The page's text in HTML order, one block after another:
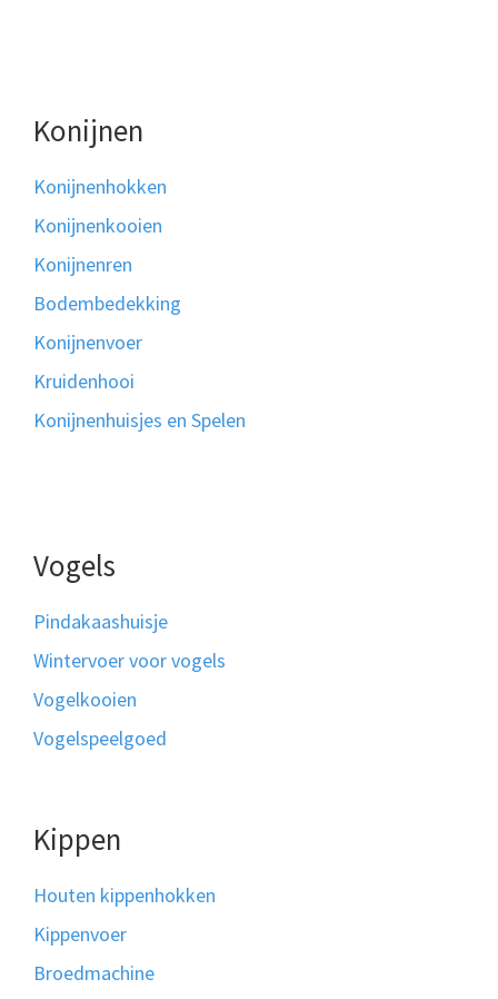
Konijnen
Konijnenhokken
Konijnenkooien
Konijnenren
Bodembedekking
Konijnenvoer
Kruidenhooi
Konijnenhuisjes en Spelen
Vogels
Pindakaashuisje
Wintervoer voor vogels
Vogelkooien
Vogelspeelgoed
Kippen
Houten kippenhokken
Kippenvoer
Broedmachine